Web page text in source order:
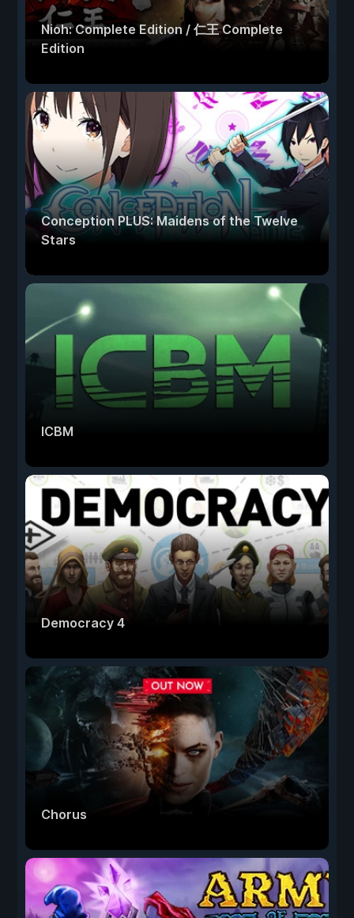
Nioh: Complete Edition / 仁王 Complete
Edition
Conception PLUS: Maidens of the Twelve
Stars
ICBM
Democracy 4
Chorus